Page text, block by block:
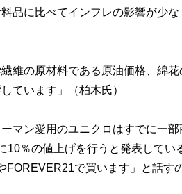
品に比べてインフレの影響が少な
維の原材料である原油価格、綿
ています」（柏木氏）
マン愛用のユニクロはすでに一
10％の値上げを行うと発表してい
FOREVER21で買います」と話す